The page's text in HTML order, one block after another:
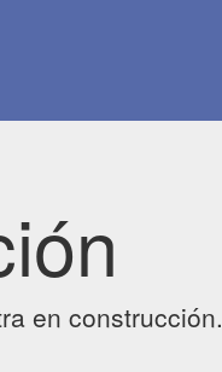
en construcción.